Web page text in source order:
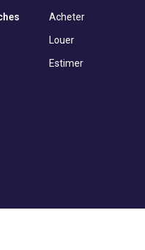
Acheter
Louer
Estimer